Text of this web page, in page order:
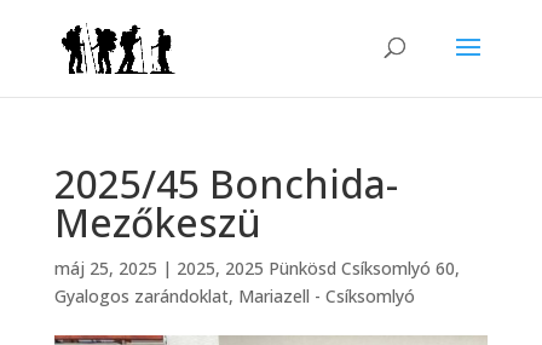
2025/45 Bonchida-
Mezőkeszü
máj 25, 2025 | 2025, 2025 Pünkösd Csíksomlyó 60,
Gyalogos zarándoklat, Mariazell - Csíksomlyó